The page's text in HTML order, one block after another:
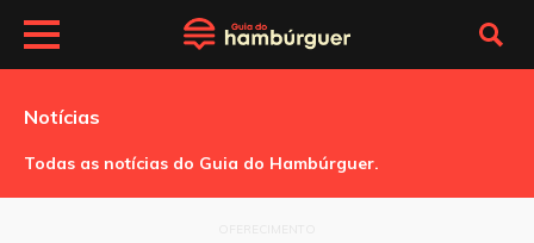
Notícias
Todas as notícias do Guia do Hambúrguer.